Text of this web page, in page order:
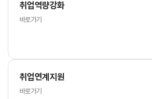
취업역량강화
바로가기
취업연계지원
바로가기